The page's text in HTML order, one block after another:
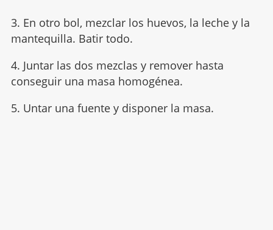
3. En otro bol, mezclar los huevos, la leche y la
mantequilla. Batir todo.
4. Juntar las dos mezclas y remover hasta
conseguir una masa homogénea.
5. Untar una fuente y disponer la masa.